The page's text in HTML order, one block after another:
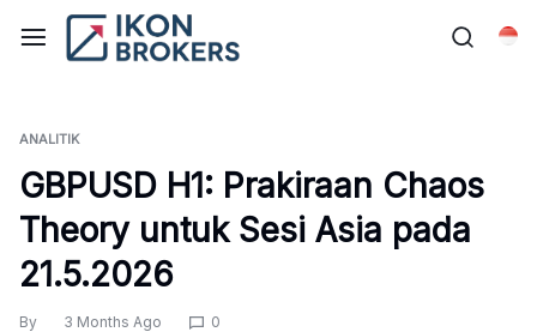
ANALITIK
GBPUSD H1: Prakiraan Chaos
Theory untuk Sesi Asia pada
21.5.2026
By 3 Months Ago 0